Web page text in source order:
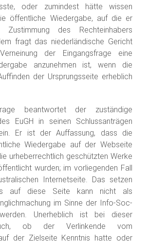
oder zumindest hätte wissen
öffentliche Wiedergabe, auf die er
des Rechteinhabers
fragt das niederländische Gericht
der Eingangsfrage eine
anzunehmen ist, wenn die
der Ursprungsseite erheblich
beantwortet der zuständige
EuGH in seinen Schlussanträgen
Er ist der Auffassung, dass die
Wiedergabe auf der Webseite
urheberrechtlich geschützten Werke
wurden; im vorliegenden Fall
Internetseite. Das setzen
auf diese Seite kann nicht als
im Sinne der Info-Soc-
Unerheblich ist bei dieser
ob der Verlinkende vom
der Zielseite Kenntnis hatte oder